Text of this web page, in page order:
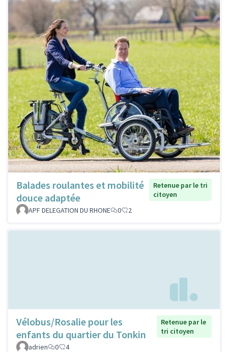
Balades roulantes et mobilité
douce adaptée
Retenue par le tri
citoyen
APF DELEGATION DU RHONE
0 2
Vélobus/Rosalie pour les
enfants du quartier du Tonkin
Retenue par le
tri citoyen
adrien
0 4